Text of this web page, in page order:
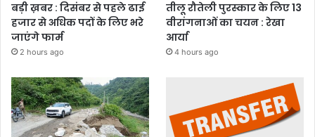
बड़ी ख़बर : दिसंबर से पहले ढाई
हजार से अधिक पदों के लिए भरे
जाएंगे फार्म
2 hours ago
तीलू रौतेली पुरस्कार के लिए 13
वीरांगनाओं का चयन : रेखा
आर्या
4 hours ago